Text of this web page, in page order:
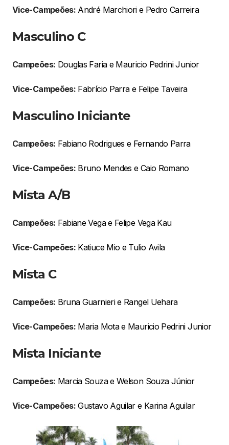
Vice-Campeões: André Marchiori e Pedro Carreira
Masculino C
Campeões: Douglas Faria e Mauricio Pedrini Junior
Vice-Campeões: Fabrício Parra e Felipe Taveira
Masculino Iniciante
Campeões: Fabiano Rodrigues e Fernando Parra
Vice-Campeões: Bruno Mendes e Caio Romano
Mista A/B
Campeões: Fabiane Vega e Felipe Vega Kau
Vice-Campeões: Katiuce Mio e Tulio Avila
Mista C
Campeões: Bruna Guarnieri e Rangel Uehara
Vice-Campeões: Maria Mota e Mauricio Pedrini Junior
Mista Iniciante
Campeões: Marcia Souza e Welson Souza Júnior
Vice-Campeões: Gustavo Aguilar e Karina Aguilar